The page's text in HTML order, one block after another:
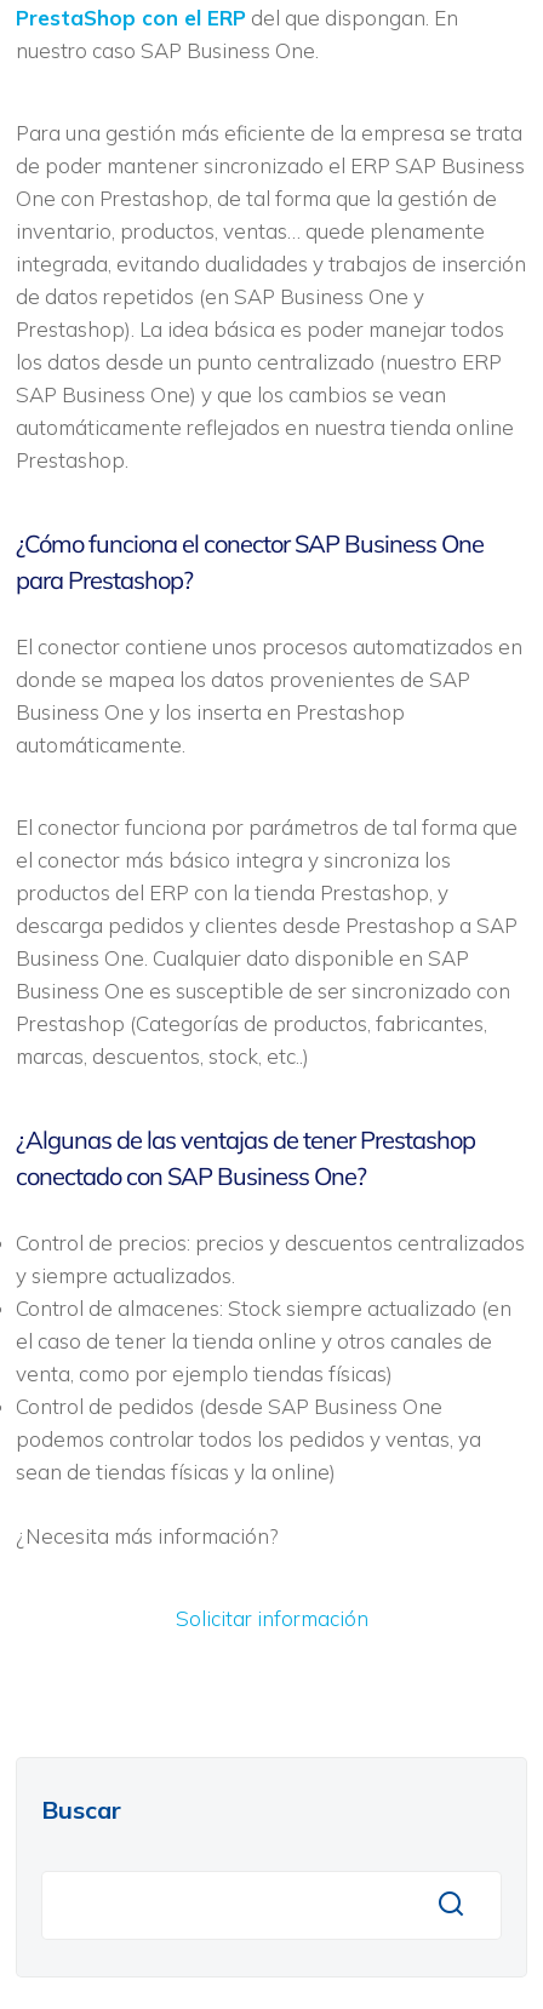
PrestaShop con el ERPdel que dispongan. En
nuestro caso SAP Business One.
Para una gestión más eficiente de la empresa se trata
de poder mantener sincronizado el ERP SAP Business
One con Prestashop, de tal forma que la gestión de
inventario, productos, ventas… quede plenamente
integrada, evitando dualidades y trabajos de inserción
de datos repetidos (en SAP Business One y
Prestashop). La idea básica es poder manejar todos
los datos desde un punto centralizado (nuestro ERP
SAP Business One) y que los cambios se vean
automáticamente reflejados en nuestra tienda online
Prestashop.
¿Cómo funciona el conector SAP Business One
para Prestashop?
El conector contiene unos procesos automatizados en
donde se mapea los datos provenientes de SAP
Business One y los inserta en Prestashop
automáticamente.
El conector funciona por parámetros de tal forma que
el conector más básico integra y sincroniza los
productos del ERP con la tienda Prestashop, y
descarga pedidos y clientes desde Prestashop a SAP
Business One. Cualquier dato disponible en SAP
Business One es susceptible de ser sincronizado con
Prestashop (Categorías de productos, fabricantes,
marcas, descuentos, stock, etc..)
¿Algunas de las ventajas de tener Prestashop
conectado con SAP Business One?
Control de precios: precios y descuentos centralizados
y siempre actualizados.
Control de almacenes: Stock siempre actualizado (en
el caso de tener la tienda online y otros canales de
venta, como por ejemplo tiendas físicas)
Control de pedidos (desde SAP Business One
podemos controlar todos los pedidos y ventas, ya
sean de tiendas físicas y la online)
¿Necesita más información?
Solicitar información
Buscar